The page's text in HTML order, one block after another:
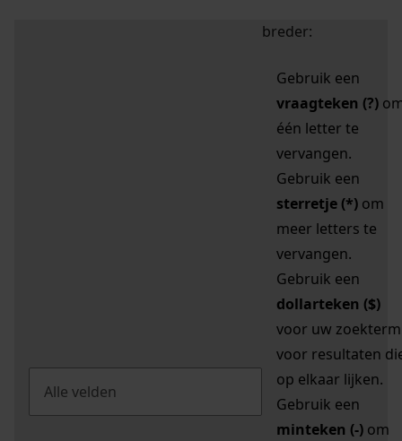
breder:
Gebruik een
vraagteken (?)
één letter te
vervangen.
Gebruik een
sterretje (*) om
meer letters te
vervangen.
Gebruik een
dollarteken ($)
voor uw zoekterm
voor resultaten
op elkaar lijken.
Gebruik een
minteken (-) om